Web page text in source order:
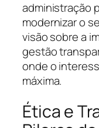
administração
modernizar o
visão sobre a
gestão
onde o
máxima.
Ética e